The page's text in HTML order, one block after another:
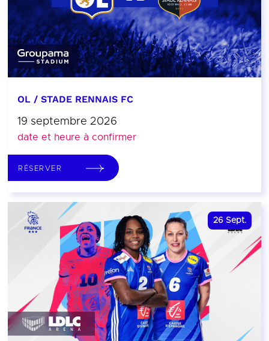
OL / STADE RENNAIS FC
19 septembre 2026
date et heure à confirmer
RÉSERVER
26 Sept.